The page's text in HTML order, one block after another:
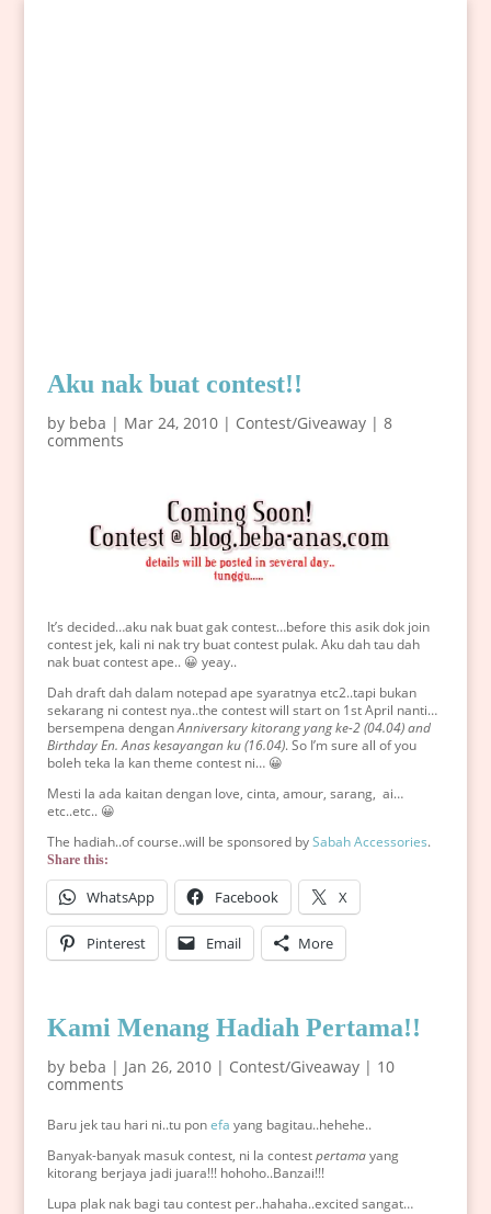
Aku nak buat contest!!
by beba | Mar 24, 2010| Contest/Giveaway| 8
comments
It’s decided…aku nak buat gak contest…before this asik dok join
contest jek, kali ni nak try buat contest pulak. Aku dah tau dah
nak buat contest ape.. 😀 yeay..
Dah draft dah dalam notepad ape syaratnya etc2..tapi bukan
sekarang ni contest nya..the contest will start on 1st April nanti…
bersempena denganAnniversary kitorang yang ke-2 (04.04) and
Birthday En. Anas kesayangan ku (16.04). So I’m sure all of you
boleh teka la kan theme contest ni… 😀
Mesti la ada kaitan dengan love, cinta, amour, sarang, ai…
etc..etc.. 😀
The hadiah..of course..will be sponsored bySabah Accessories.
Share this:
WhatsApp Facebook X
Pinterest Email More
Kami Menang Hadiah Pertama!!
by beba | Jan 26, 2010| Contest/Giveaway| 10
comments
Baru jek tau hari ni..tu ponefa yang bagitau..hehehe..
Banyak-banyak masuk contest, ni la contestpertamayang
kitorang berjaya jadi juara!!! hohoho..Banzai!!!
Lupa plak nak bagi tau contest per..hahaha..excited sangat…